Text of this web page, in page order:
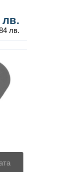
лв.
лв.